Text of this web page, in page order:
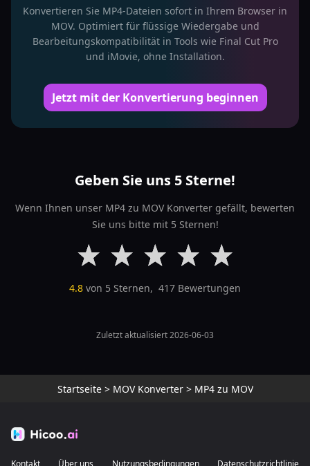
Konvertieren Sie MP4-Dateien sofort in Ihrem Browser in
MOV. Optimiert für flüssige Wiedergabe und
Bearbeitungskompatibilität in Tools wie Final Cut Pro
und iMovie, ohne Installation.
Jetzt mit der Konvertierung beginnen
Geben Sie uns 5 Sterne!
Wenn Ihnen unser MP4 zu MOV Konverter gefällt, bewerten
Sie uns bitte mit 5 Sternen!
4.8 von 5 Sternen, 417 Bewertungen
Zuletzt aktualisiert 2026-06-03
Startseite> MOV Konverter> MP4 zu MOV
Kontakt Über uns Nutzungsbedingungen Datenschutzrichtlinie